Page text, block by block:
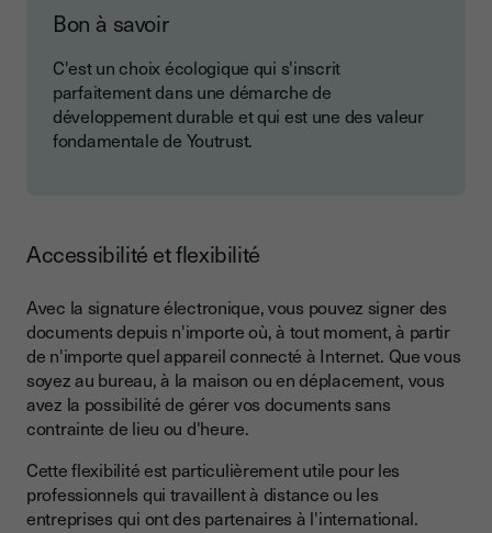
Bon à savoir
C'est un choix écologique qui s'inscrit
parfaitement dans une démarche de
développement durable et qui est une des valeur
fondamentale de Youtrust.
Accessibilité et flexibilité
Avec la signature électronique, vous pouvez signer des
documents depuis n'importe où, à tout moment, à partir
de n'importe quel appareil connecté à Internet. Que vous
soyez au bureau, à la maison ou en déplacement, vous
avez la possibilité de gérer vos documents sans
contrainte de lieu ou d'heure.
Cette flexibilité est particulièrement utile pour les
professionnels qui travaillent à distance ou les
entreprises qui ont des partenaires à l'international.